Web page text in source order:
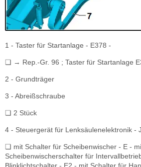
1 - Taster für Startanlage - E378 -
❏ → Rep.-Gr. 96 ; Taster für Startanlage
2 - Grundträger
3 - Abreißschraube
❏ 2 Stück
4 - Steuergerät für Lenksäulenelektronik -
❏ mit Schalter für Scheibenwischer - E -
Scheibenwischerschalter für